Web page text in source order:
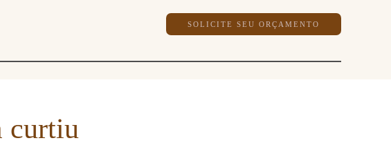
SOLICITE SEU ORÇAMENTO
curtiu